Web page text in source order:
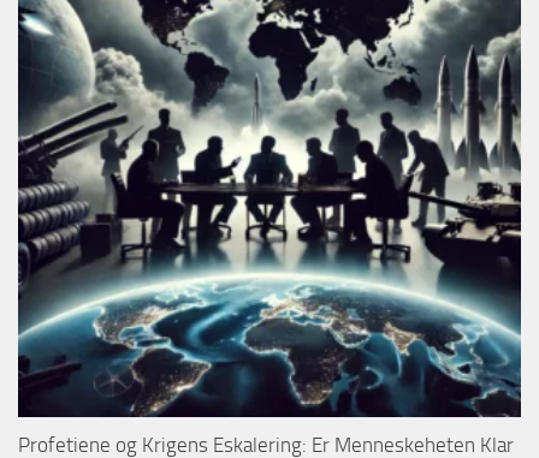
Profetiene og Krigens Eskalering: Er Menneskeheten Klar